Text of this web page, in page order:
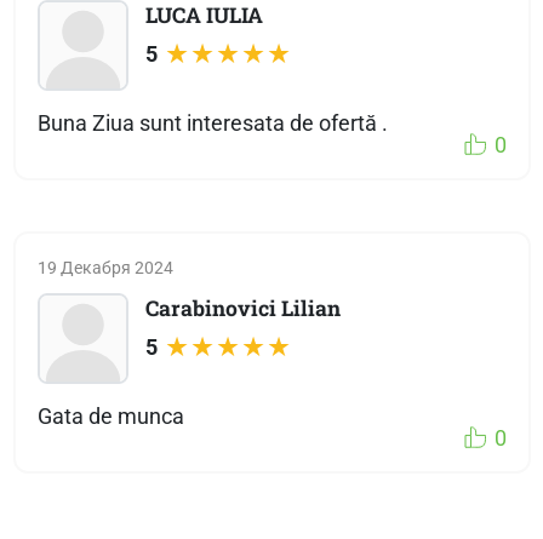
LUCA IULIA
5
Buna Ziua sunt interesata de ofertă .
0
Carabinovici Lilian
5
19 Декабря 2024
Gata de munca
0